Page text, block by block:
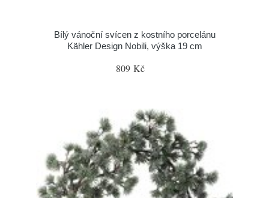
Bílý vánoční svícen z kostního porcelánu
Kähler Design Nobili, výška 19 cm
809 Kč